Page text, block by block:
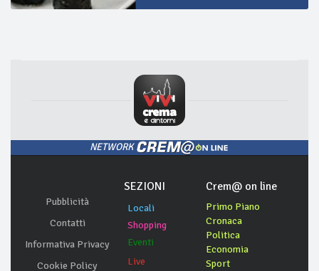
NETWORK
Pubblicità
Contatti
Informativa Privacy
Cookie Policy
SEZIONI
Locali
Shopping
Eventi
Live
Crem@ on line
Primo Piano
Cronaca
Politica
Economia
Sport